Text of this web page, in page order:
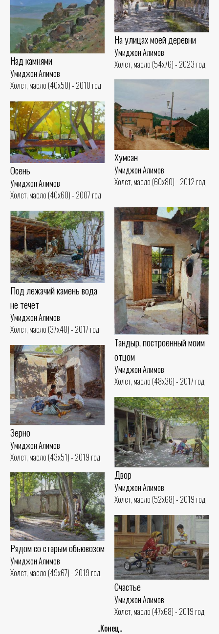
На улицах моей деревни
Умиджон Алимов
Холст, масло (54x76) - 2023 год
Над камнями
Умиджон Алимов
Холст, масло (40x50) - 2010 год
Хумсан
Умиджон Алимов
Холст, масло (60x80) - 2012 год
Осень
Умиджон Алимов
Холст, масло (40x60) - 2007 год
Тандыр, построенный моим
отцом
Умиджон Алимов
Холст, масло (48x36) - 2017 год
Под лежачий камень вода
не течет
Умиджон Алимов
Холст, масло (37x48) - 2017 год
Зерно
Умиджон Алимов
Холст, масло (43x51) - 2019 год
Двор
Умиджон Алимов
Холст, масло (52x68) - 2019 год
Рядом со старым обьювозом
Умиджон Алимов
Холст, масло (49x67) - 2019 год
Счастье
Умиджон Алимов
Холст, масло (47x68) - 2019 год
..Конец..